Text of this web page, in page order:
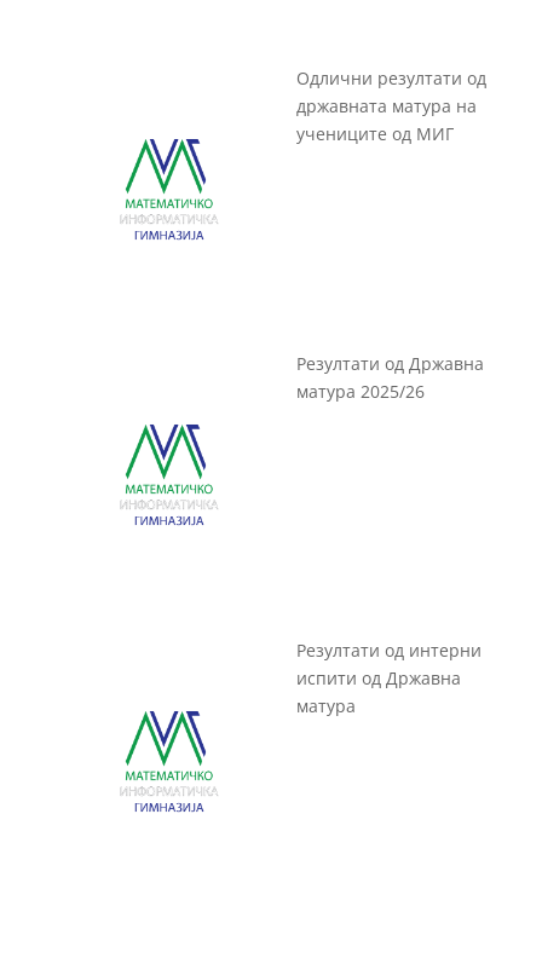
Одлични резултати од
државната матура на
учениците од МИГ
Резултати од Државна
матура 2025/26
Резултати од интерни
испити од Државна
матура